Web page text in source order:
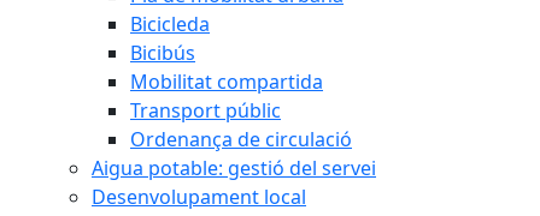
Bicicleda
Bicibús
Mobilitat compartida
Transport públic
Ordenança de circulació
Aigua potable: gestió del servei
Desenvolupament local